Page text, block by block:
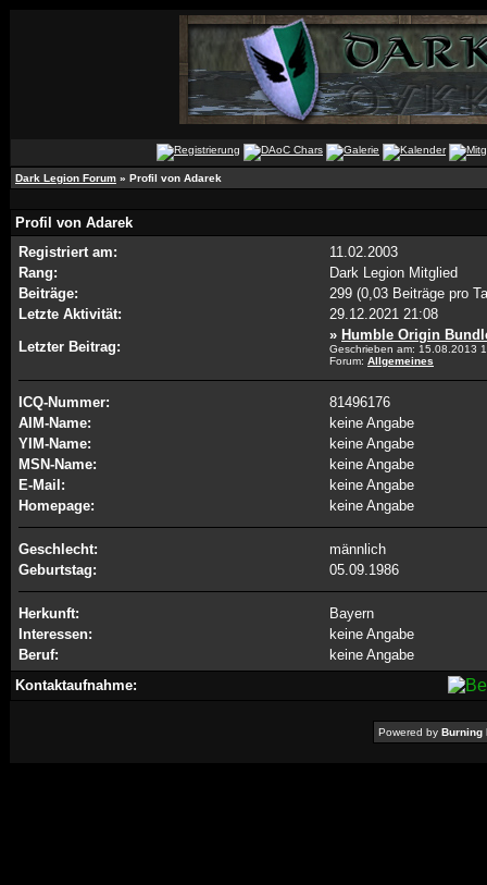
Dark Legion Forum » Profil von Adarek
Profil von Adarek
Registriert am:
11.02.2003
Rang:
Dark Legion Mitglied
Beiträge:
299 (0,03 Beiträge pro
Letzte Aktivität:
29.12.2021 21:08
Letzter Beitrag:
» Humble Origin
Geschrieben am: 15.08.2013
Forum: Allgemeines
ICQ-Nummer:
81496176
AIM-Name:
keine Angabe
YIM-Name:
keine Angabe
MSN-Name:
keine Angabe
E-Mail:
keine Angabe
Homepage:
keine Angabe
Geschlecht:
männlich
Geburtstag:
05.09.1986
Herkunft:
Bayern
Interessen:
keine Angabe
Beruf:
keine Angabe
Kontaktaufnahme:
Powered by Burning